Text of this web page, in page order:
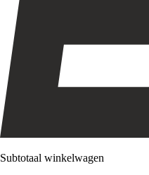
Subtotaal winkelwagen